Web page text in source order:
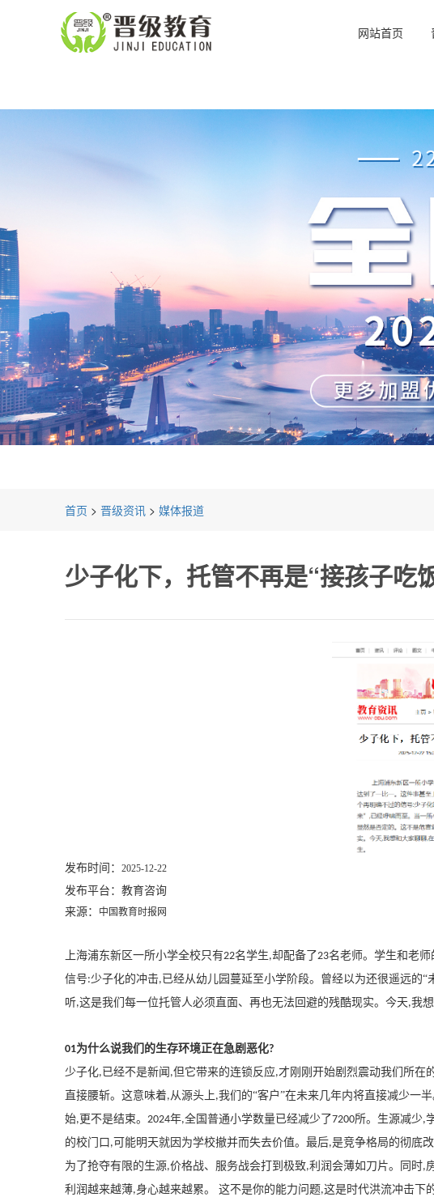
网站首页
首页 > 晋级资讯 > 媒体报道
少子化下，托管不再是“接孩子吃
发布时间： 2025-12-22
发布平台：教育咨询
来源：
中国教育时报网
上海浦东新区一所小学全校只有22名学生,却配备了23名老师。学生和老
信号:少子化的冲击,已经从幼儿园蔓延至小学阶段。曾经以为还很遥远的“
听,这是我们每一位托管人必须直面、再也无法回避的残酷现实。今天,我
01为什么说我们的生存环境正在急剧恶化?
少子化,已经不是新闻 ,但它带来的连锁反应,才刚刚开始剧烈震动我们所在
直接腰斩。这意味着, 从源头上,我们的“客户”在未来几年内将直接减少一
始,更不是结束。 2024年,全国普通小学数量已经减少了7200所。生源减少,
的校门口,可能明天就因为学校撤并而失去价值。最后,是竞争格局的彻底
为了抢夺有限的生源,价格战、服务战会打到极致,利润会薄如刀片。同时,
利润越来越薄,身心越来越累。 这不是你的能力问题,这是时代洪流冲击下